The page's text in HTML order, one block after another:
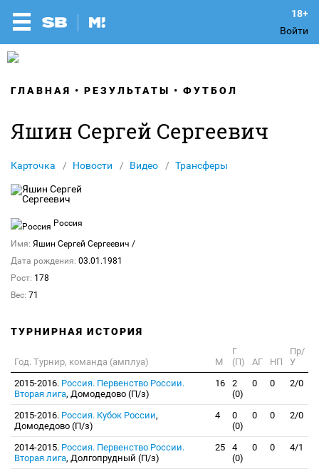
Войти
ГЛАВНАЯ РЕЗУЛЬТАТЫ ФУТБОЛ
Яшин Сергей Сергеевич
Карточка Новости Видео Трансферы
Россия
Имя: Яшин Сергей Сергеевич /
Дата рождения: 03.01.1981
Рост: 178
Вес: 71
ТУРНИРНАЯ ИСТОРИЯ
Год. Турнир, команда (амплуа) М
Г
(П)
АГ НП
Пр/
У
2015-2016. Россия. Первенство России.
Вторая лига, Домодедово (П/з)
16
2
(0)
0 0 2/0
2015-2016. Россия. Кубок России,
Домодедово (П/з)
4
0
(0)
0 0 2/0
2014-2015. Россия. Первенство России.
Вторая лига, Долгопрудный (П/з)
25
4
(0)
0 0 4/1